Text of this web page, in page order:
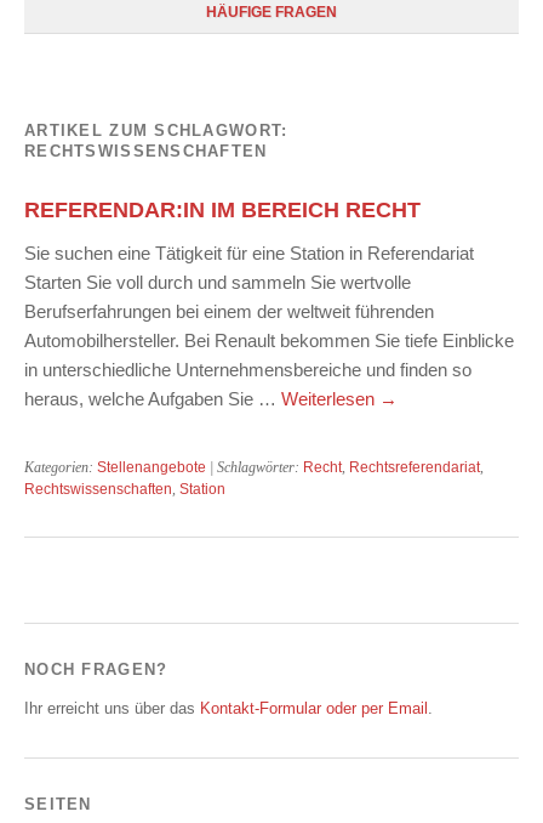
HÄUFIGE FRAGEN
ARTIKEL ZUM SCHLAGWORT:
RECHTSWISSENSCHAFTEN
REFERENDAR:IN IM BEREICH RECHT
Sie suchen eine Tätigkeit für eine Station in Referendariat
Starten Sie voll durch und sammeln Sie wertvolle
Berufserfahrungen bei einem der weltweit führenden
Automobilhersteller. Bei Renault bekommen Sie tiefe Einblicke
in unterschiedliche Unternehmensbereiche und finden so
heraus, welche Aufgaben Sie … Weiterlesen →
Kategorien: Stellenangebote | Schlagwörter: Recht, Rechtsreferendariat,
Rechtswissenschaften, Station
NOCH FRAGEN?
Ihr erreicht uns über das Kontakt-Formular oder per Email .
SEITEN